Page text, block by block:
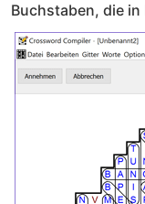
Buchstaben, die